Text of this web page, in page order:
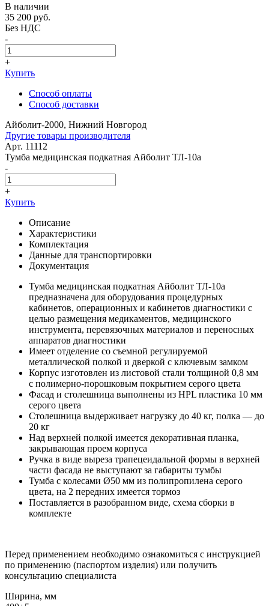
В наличии
35 200 руб.
Без НДС
-
+
Купить
Способ оплаты
Способ доставки
Айболит-2000, Нижний Новгород
Другие товары производителя
Арт. 11112
Тумба медицинская подкатная Айболит ТЛ-10а
-
+
Купить
Описание
Характеристики
Комплектация
Данные для транспортировки
Документация
Тумба медицинская подкатная Айболит ТЛ-10а
предназначена для оборудования процедурных
кабинетов, операционных и кабинетов диагностики с
целью размещения медикаментов, медицинского
инструмента, перевязочных материалов и переносных
аппаратов диагностики
Имеет отделение со съемной регулируемой
металлической полкой и дверкой с ключевым замком
Корпус изготовлен из листовой стали толщиной 0,8 мм
с полимерно-порошковым покрытием серого цвета
Фасад и столешница выполнены из HPL пластика 10 мм
серого цвета
Столешница выдерживает нагрузку до 40 кг, полка — до
20 кг
Над верхней полкой имеется декоративная планка,
закрывающая проем корпуса
Ручка в виде выреза трапецеидальной формы в верхней
части фасада не выступают за габариты тумбы
Тумба с колесами Ø50 мм из полипропилена серого
цвета, на 2 передних имеется тормоз
Поставляется в разобранном виде, схема сборки в
комплекте
Перед применением необходимо ознакомиться с инструкцией
по применению (паспортом изделия) или получить
консультацию специалиста
Ширина, мм